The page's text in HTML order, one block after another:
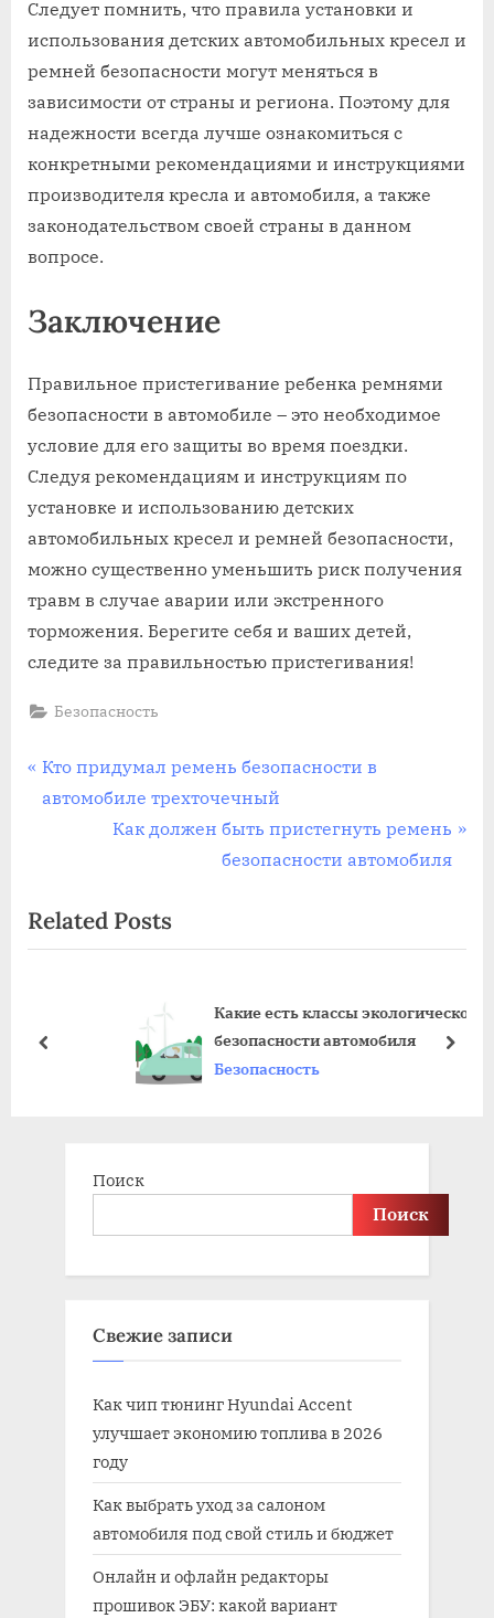
Следует помнить, что правила установки и
использования детских автомобильных кресел и
ремней безопасности могут меняться в
зависимости от страны и региона. Поэтому для
надежности всегда лучше ознакомиться с
конкретными рекомендациями и инструкциями
производителя кресла и автомобиля, а также
законодательством своей страны в данном
вопросе.
Заключение
Правильное пристегивание ребенка ремнями
безопасности в автомобиле – это необходимое
условие для его защиты во время поездки.
Следуя рекомендациям и инструкциям по
установке и использованию детских
автомобильных кресел и ремней безопасности,
можно существенно уменьшить риск получения
травм в случае аварии или экстренного
торможения. Берегите себя и ваших детей,
следите за правильностью пристегивания!
Безопасность
Навигация
P
r
o
u
o
Кто придумал ремень безопасности в
автомобиле трехточечный
N
t
P
Как должен быть пристегнуть ремень
безопасности автомобиля
Related Posts
Какие есть классы экологической
безопасности автомобиля
Безопасность
prev next
Поиск
Поиск
Свежие записи
Как чип тюнинг Hyundai Accent
улучшает экономию топлива в 2026
году
Как выбрать уход за салоном
автомобиля под свой стиль и бюджет
Онлайн и офлайн редакторы
прошивок ЭБУ: какой вариант